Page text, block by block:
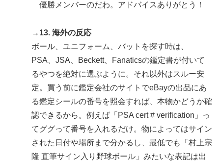
優勝メンバーのだわ。アドバイスありがとう！
→13. 海外の反応
ボール、ユニフォーム、バットを探す時は、
PSA、JSA、Beckett、Fanaticsの鑑定書が付いて
るやつを絶対に選ぶように。それ以外はスルー安
定。買う前に鑑定会社のサイトでeBayの出品にあ
る鑑定シールの番号を照会すれば、本物かどうか確
認できるから。例えば「PSA cert # verification」っ
てググって番号を入れるだけ。物によってはサイン
された日付や場所まで分かるし、最低でも「村上宗
隆 直筆サイン入り野球ボール」みたいな表記は出